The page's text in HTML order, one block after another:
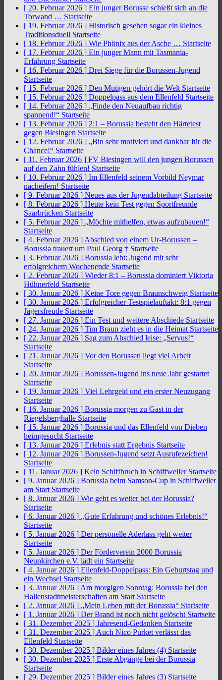
[ 20. Februar 2026 ] Ein junger Borusse schießt sich an die
Torwand … Startseite
[ 19. Februar 2026 ] Historisch gesehen sogar ein kleines
Traditionsduell Startseite
[ 18. Februar 2026 ] Wie Phönix aus der Asche … Startseite
[ 17. Februar 2026 ] Ein junger Mann mit Tasmania-
Erfahrung Startseite
[ 16. Februar 2026 ] Drei Siege für die Borussen-Jugend
Startseite
[ 15. Februar 2026 ] Den Mutigen gehört die Welt Startseite
[ 15. Februar 2026 ] Doppelpass aus dem Ellenfeld Startseite
[ 14. Februar 2026 ] „Finde den Neuaufbau richtig
spannend!“ Startseite
[ 13. Februar 2026 ] 2:1 – Borussia besteht den Härtetest
gegen Biesingen Startseite
[ 12. Februar 2026 ] „Bin sehr motiviert und dankbar für die
Chance!“ Startseite
[ 11. Februar 2026 ] FV Biesingen will den jungen Borussen
auf den Zahn fühlen! Startseite
[ 10. Februar 2026 ] Im Ellenfeld seinem Vorbild Neymar
nacheifern! Startseite
[ 9. Februar 2026 ] Neues aus der Jugendabteilung Startseite
[ 8. Februar 2026 ] Heute kein Test gegen Sportfreunde
Saarbrücken Startseite
[ 5. Februar 2026 ] „Möchte mithelfen, etwas aufzubauen!“
Startseite
[ 4. Februar 2026 ] Abschied von einem Ur-Borussen –
Borussia trauert um Paul Georg † Startseite
[ 3. Februar 2026 ] Borussia lebt: Jugend mit sehr
erfolgreichem Wochenende Startseite
[ 2. Februar 2026 ] Wieder 8:1 – Borussia dominiert Viktoria
Hühnerfeld Startseite
[ 30. Januar 2026 ] Keine Tore gegen Braunschweig Startseite
[ 30. Januar 2026 ] Erfolgreicher Testspielauftakt: 8:1 gegen
Jägersfreude Startseite
[ 27. Januar 2026 ] Ein Test und weitere Abschiede Startseite
[ 24. Januar 2026 ] Tim Braun zieht es in die Heimat Startseite
[ 22. Januar 2026 ] Sag zum Abschied leise: „Servus!“
Startseite
[ 21. Januar 2026 ] Vor den Borussen liegt viel Arbeit
Startseite
[ 20. Januar 2026 ] Borussen-Jugend ins neue Jahr gestartet
Startseite
[ 19. Januar 2026 ] Viel Lehrgeld und ein erster Neuzugang
Startseite
[ 16. Januar 2026 ] Borussia morgen zu Gast in der
Riegelsberghalle Startseite
[ 15. Januar 2026 ] Borussia und das Ellenfeld von Dieben
heimgesucht Startseite
[ 13. Januar 2026 ] Erlebnis statt Ergebnis Startseite
[ 12. Januar 2026 ] Borussen-Jugend setzt Ausrufezeichen!
Startseite
[ 11. Januar 2026 ] Kein Schiffbruch in Schiffweiler Startseite
[ 9. Januar 2026 ] Borussia beim Samson-Cup in Schiffweiler
am Start Startseite
[ 8. Januar 2026 ] Wie geht es weiter bei der Borussia?
Startseite
[ 6. Januar 2026 ] „Gute Erfahrung und schönes Erlebnis!“
Startseite
[ 5. Januar 2026 ] Der personelle Aderlass geht weiter
Startseite
[ 5. Januar 2026 ] Der Förderverein 2000 Borussia
Neunkirchen e.V. lädt ein Startseite
[ 4. Januar 2026 ] Ellenfeld-Doppelpass: Ein Geburtstag und
ein Wechsel Startseite
[ 3. Januar 2026 ] Am morgigen Sonntag: Borussia bei den
Hallenstadtmeisterschaften am Start Startseite
[ 2. Januar 2026 ] „Mein Leben mit der Borussia“ Startseite
[ 1. Januar 2026 ] Der Brand ist noch nicht gelöscht Startseite
[ 31. Dezember 2025 ] Jahresend-Gedanken Startseite
[ 31. Dezember 2025 ] Auch Nico Purket verlässt das
Ellenfeld Startseite
[ 30. Dezember 2025 ] Bilder eines Jahres (4) Startseite
[ 30. Dezember 2025 ] Erste Abgänge bei der Borussia
Startseite
[ 29. Dezember 2025 ] Bilder eines Jahres (3) Startseite